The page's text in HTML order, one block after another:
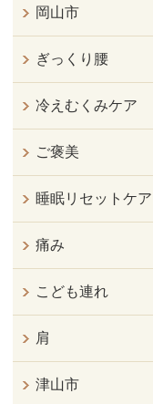
岡山市
ぎっくり腰
冷えむくみケア
ご褒美
睡眠リセットケア
痛み
こども連れ
肩
津山市